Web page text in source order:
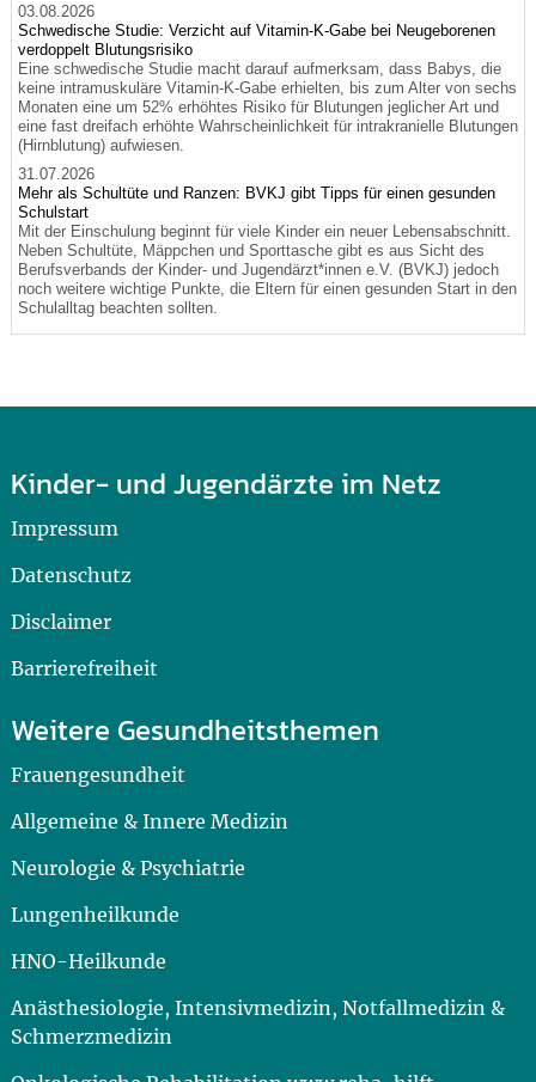
03.08.2026
Schwedische Studie: Verzicht auf Vitamin-K-Gabe bei Neugeborenen
verdoppelt Blutungsrisiko
Eine schwedische Studie macht darauf aufmerksam, dass Babys, die
keine intramuskuläre Vitamin-K-Gabe erhielten, bis zum Alter von sechs
Monaten eine um 52% erhöhtes Risiko für Blutungen jeglicher Art und
eine fast dreifach erhöhte Wahrscheinlichkeit für intrakranielle Blutungen
(Hirnblutung) aufwiesen.
31.07.2026
Mehr als Schultüte und Ranzen: BVKJ gibt Tipps für einen gesunden
Schulstart
Mit der Einschulung beginnt für viele Kinder ein neuer Lebensabschnitt.
Neben Schultüte, Mäppchen und Sporttasche gibt es aus Sicht des
Berufsverbands der Kinder- und Jugendärzt*innen e.V. (BVKJ) jedoch
noch weitere wichtige Punkte, die Eltern für einen gesunden Start in den
Schulalltag beachten sollten.
Kinder- und Jugendärzte im Netz
Impressum
Datenschutz
Disclaimer
Barrierefreiheit
Weitere Gesundheitsthemen
Frauengesundheit
Allgemeine & Innere Medizin
Neurologie & Psychiatrie
Lungenheilkunde
HNO-Heilkunde
Anästhesiologie, Intensivmedizin, Notfallmedizin &
Schmerzmedizin